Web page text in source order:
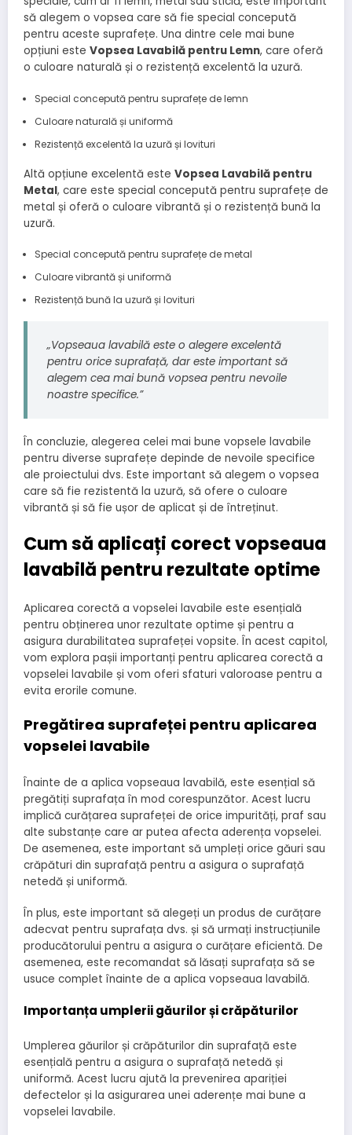
să alegem o vopsea care să fie special concepută
pentru aceste suprafețe. Una dintre cele mai bune
opțiuni este Vopsea Lavabilă pentru Lemn, care oferă
o culoare naturală și o rezistență excelentă la uzură.
Special concepută pentru suprafețe de lemn
Culoare naturală și uniformă
Rezistență excelentă la uzură și lovituri
Altă opțiune excelentă este Vopsea Lavabilă pentru
Metal, care este special concepută pentru suprafețe de
metal și oferă o culoare vibrantă și o rezistență bună la
uzură.
Special concepută pentru suprafețe de metal
Culoare vibrantă și uniformă
Rezistență bună la uzură și lovituri
„Vopseaua lavabilă este o alegere excelentă
pentru orice suprafață, dar este important să
alegem cea mai bună vopsea pentru nevoile
noastre specifice.”
În concluzie, alegerea celei mai bune vopsele lavabile
pentru diverse suprafețe depinde de nevoile specifice
ale proiectului dvs. Este important să alegem o vopsea
care să fie rezistentă la uzură, să ofere o culoare
vibrantă și să fie ușor de aplicat și de întreținut.
Cum să aplicați corect vopseaua
lavabilă pentru rezultate optime
Aplicarea corectă a vopselei lavabile este esențială
pentru obținerea unor rezultate optime și pentru a
asigura durabilitatea suprafeței vopsite. În acest capitol,
vom explora pașii importanți pentru aplicarea corectă a
vopselei lavabile și vom oferi sfaturi valoroase pentru a
evita erorile comune.
Pregătirea suprafeței pentru aplicarea
vopselei lavabile
Înainte de a aplica vopseaua lavabilă, este esențial să
pregătiți suprafața în mod corespunzător. Acest lucru
implică curățarea suprafeței de orice impurități, praf sau
alte substanțe care ar putea afecta aderența vopselei.
De asemenea, este important să umpleți orice găuri sau
crăpături din suprafață pentru a asigura o suprafață
netedă și uniformă.
În plus, este important să alegeți un produs de curățare
adecvat pentru suprafața dvs. și să urmați instrucțiunile
producătorului pentru a asigura o curățare eficientă. De
asemenea, este recomandat să lăsați suprafața să se
usuce complet înainte de a aplica vopseaua lavabilă.
Importanța umplerii găurilor și crăpăturilor
Umplerea găurilor și crăpăturilor din suprafață este
esențială pentru a asigura o suprafață netedă și
uniformă. Acest lucru ajută la prevenirea apariției
defectelor și la asigurarea unei aderențe mai bune a
vopselei lavabile.